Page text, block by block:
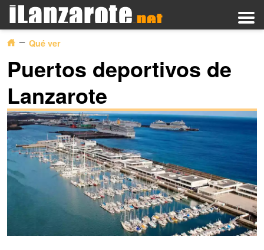
Qué ver
Puertos deportivos de
Lanzarote